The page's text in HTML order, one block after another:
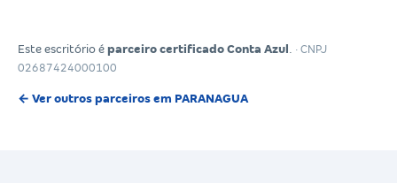
Este escritório é parceiro certificado Conta Azul
· CNPJ
02687424000100
← Ver outros parceiros em PARANAGUA